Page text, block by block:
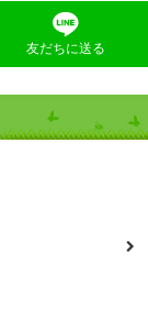
友だちに送る